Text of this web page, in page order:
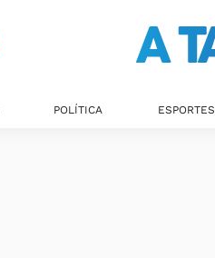
POLÍTICA ESPORTES